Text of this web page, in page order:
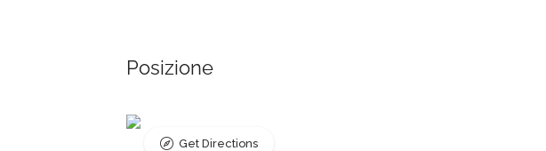
Posizione
Get Directions